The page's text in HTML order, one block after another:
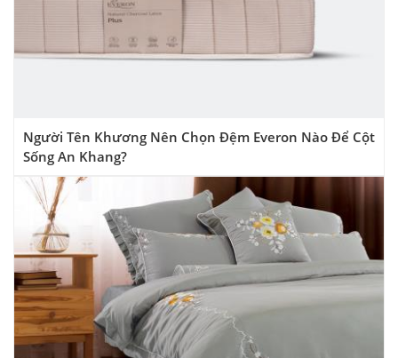
Người Tên Khương Nên Chọn Đệm Everon Nào Để Cột
Sống An Khang?